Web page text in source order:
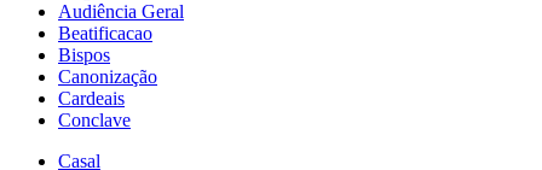
Audiência Geral
Beatificacao
Bispos
Canonização
Cardeais
Conclave
Casal